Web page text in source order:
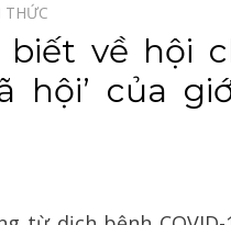
về hội
hội’ của